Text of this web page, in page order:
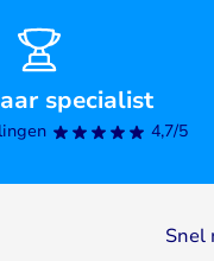
specialist
4,7/5
Snel